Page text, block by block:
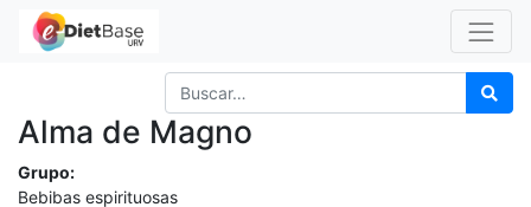
Alma de Magno
Grupo:
Bebibas espirituosas